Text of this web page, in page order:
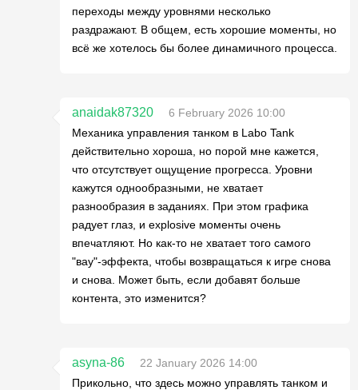
переходы между уровнями несколько
раздражают. В общем, есть хорошие моменты, но
всё же хотелось бы более динамичного процесса.
anaidak87320
6 February 2026 10:00
Механика управления танком в Labo Tank
действительно хороша, но порой мне кажется,
что отсутствует ощущение прогресса. Уровни
кажутся однообразными, не хватает
разнообразия в заданиях. При этом графика
радует глаз, и explosive моменты очень
впечатляют. Но как-то не хватает того самого
"вау"-эффекта, чтобы возвращаться к игре снова
и снова. Может быть, если добавят больше
контента, это изменится?
asyna-86
22 January 2026 14:00
Прикольно, что здесь можно управлять танком и